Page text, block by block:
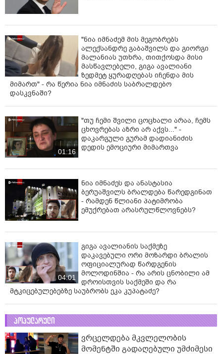
"ნია იმნაძემ მის მეგობრებს
ალექსანდრე გაბაშვილს და გიორგი
მალანიას უთხრა, თითქოსდა მისი
მასწავლებელი, გიგა ავალიანი
ზედმეტ ყურადღებას იჩენდა მის
მიმართ" - რა წერია ნია იმნაძის საბრალდებო
დასკვნაში?
01:16
"თუ ჩემი შვილი ცოცხალი არაა, ჩემს
ცხოვრებას აზრი არ აქვს..." -
დაკარგული გურამ დადიანიძის
დედის ემოციური მიმართვა
ნია იმნაძეს და ანასტასია
ბერუაშვილს ბრალდება წარედგინათ
- რამდენ წლიანი პატიმრობა
ემუქრებათ არასრულწლოვნებს?
04:01
გიგა ავალიანის საქმეზე
დაკავებული ორი მოზარდი ბრალის
ოფიციალურად წარდგენის
მოლოდინშია - რა არის ცნობილი ამ
დროისთვის საქმეში და რა
მტკიცებულებებზე საუბრობს ეკა კუპატაძე?
პოპულარული
ვრცელდება მკვლელობის
მომენტში გადაღებული უმძიმესი